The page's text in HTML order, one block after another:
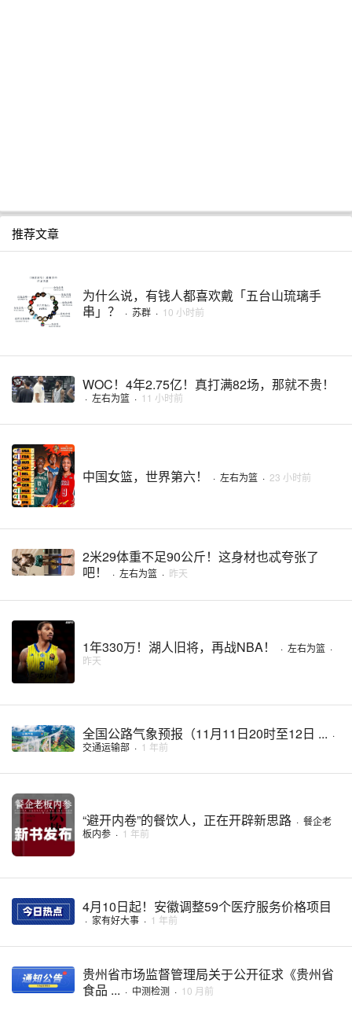
推荐文章
为什么说，有钱人都喜欢戴「五台山琉璃手
串」？
· 苏群 · 10 小时前
WOC！4年2.75亿！真打满82场，那就不贵！
· 左右为篮 · 11 小时前
中国女篮，世界第六！ · 左右为篮 · 23 小时前
2米29体重不足90公斤！这身材也忒夸张了
吧！
· 左右为篮 · 昨天
1年330万！湖人旧将，再战NBA！ · 左右为篮 ·
昨天
全国公路气象预报（11月11日20时至12日 ... ·
交通运输部 · 1 年前
“避开内卷”的餐饮人，正在开辟新思路 · 餐企老
板内参 · 1 年前
4月10日起！安徽调整59个医疗服务价格项目
· 家有好大事 · 1 年前
贵州省市场监督管理局关于公开征求《贵州省
食品 ... · 中测检测 · 10 月前